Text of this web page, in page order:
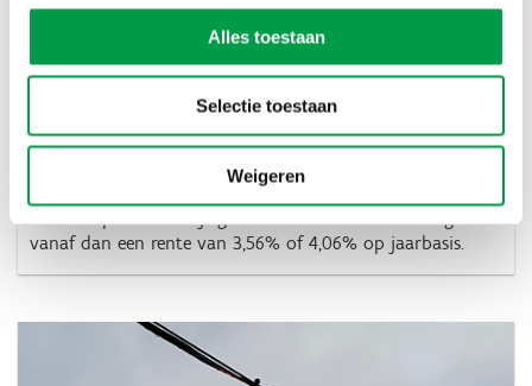
Alles toestaan
Selectie toestaan
Weigeren
Overbruggingslening: rentevoet wijzigt vanaf 1
april
Voor overbruggingsleningen aangevraagd
vanaf dan een rente van 3,56% of 4,06% op jaarbasis.